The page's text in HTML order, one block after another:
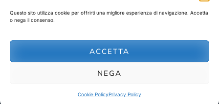
Questo sito utilizza cookie per offrirti una migliore esperienza di navigazione. Accetta
o nega il consenso.
ACCETTA
NEGA
Cookie PolicyPrivacy Policy
Link rapidi:
abbonamenti@gdodata.it
© 2026 GDOData.it - PR Italia Edizioni srl - P.Iva: 03044390353